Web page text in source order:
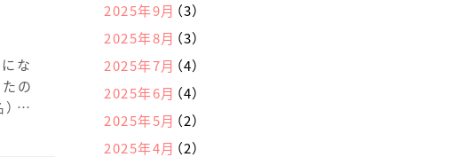
な
の
の
2025年9月 （3）
2025年8月 （3）
2025年7月 （4）
2025年6月 （4）
2025年5月 （2）
2025年4月 （2）